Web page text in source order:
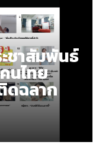
ชาสัมพันธ์
นไทย
ดฉลาก